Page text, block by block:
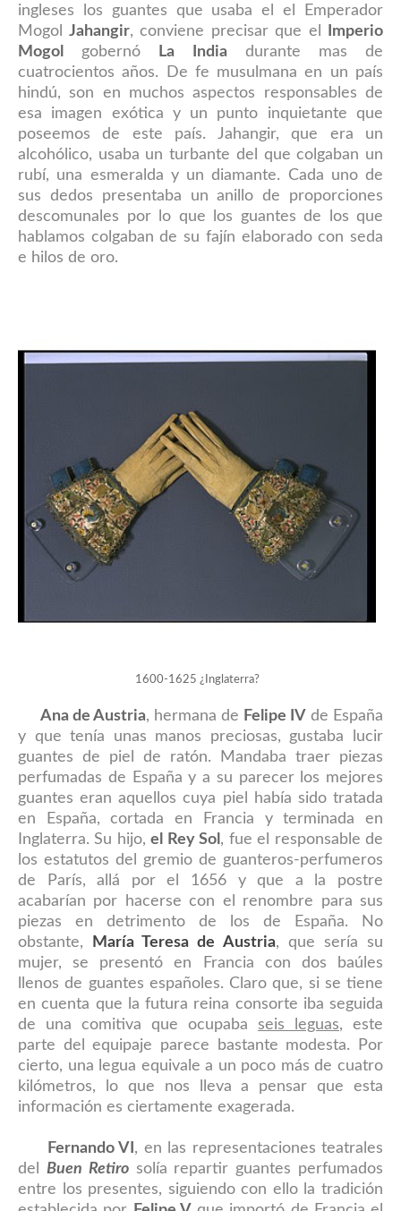
ingleses los guantes que usaba el el Emperador
Mogol
Jahangir, conviene precisar que el
Imperio
Mogol
gobernó La India durante mas de
cuatrocientos años. De fe musulmana en un país
hindú, son en muchos aspectos responsables de
esa imagen exótica y un punto inquietante que
poseemos de este país. Jahangir, que era un
alcohólico, usaba un turbante del que colgaban un
rubí, una esmeralda y un diamante. Cada uno de
sus dedos presentaba un anillo de proporciones
descomunales por lo que los guantes de los que
hablamos colgaban de su fajín elaborado con seda
e hilos de oro.
1600-1625 ¿Inglaterra?
Ana de Austria, hermana de Felipe IV de España
y que tenía unas manos preciosas, gustaba lucir
guantes de piel de ratón. Mandaba traer piezas
perfumadas de España y a su parecer los mejores
guantes eran aquellos cuya piel había sido tratada
en España, cortada en Francia y terminada en
Inglaterra. Su hijo,el Rey Sol , fue el responsable de
los estatutos del gremio de guanteros-perfumeros
de París, allá por el 1656 y que a la postre
acabarían por hacerse con el renombre para sus
piezas en detrimento de los de España. No
obstante,
María Teresa de Austria, que sería su
mujer, se presentó en Francia con dos baúles
llenos de guantes españoles. Claro que, si se tiene
en cuenta que la futura reina consorte iba seguida
de una comitiva que ocupaba seis leguas, este
parte del equipaje parece bastante modesta. Por
cierto, una legua equivale a un poco más de cuatro
kilómetros, lo que nos lleva a pensar que esta
información es ciertamente exagerada.
Fernando VI , en las representaciones teatrales
del Buen Retirosolía repartir guantes perfumados
entre los presentes, siguiendo con ello la tradición